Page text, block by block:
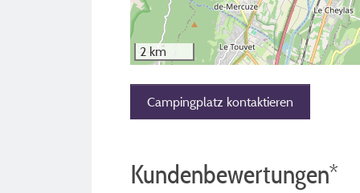
2 km
Campingplatz kontaktieren
Kundenbewertungen*